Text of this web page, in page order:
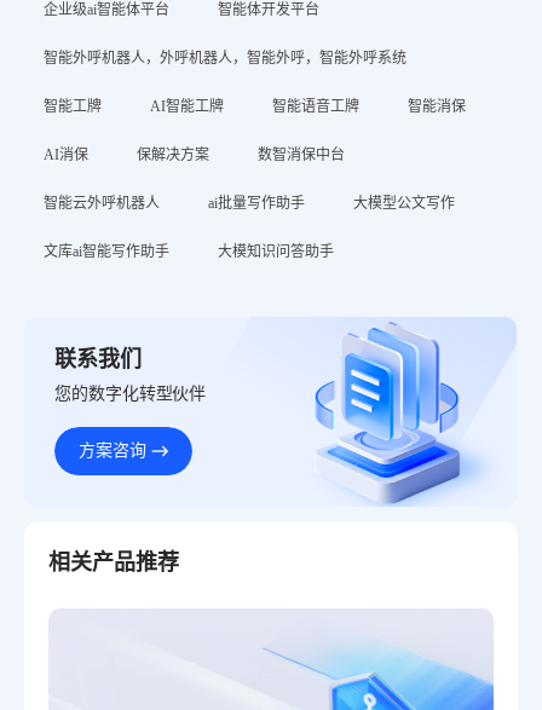
企业级ai智能体平台 智能体开发平台
智能外呼机器人，外呼机器人，智能外呼，智能外呼系统
智能工牌 AI智能工牌 智能语音工牌 智能消保
AI消保 保解决方案 数智消保中台
智能云外呼机器人 ai批量写作助手 大模型公文写作
文库ai智能写作助手 大模知识问答助手
联系我们
您的数字化转型伙伴
方案咨询
相关产品推荐